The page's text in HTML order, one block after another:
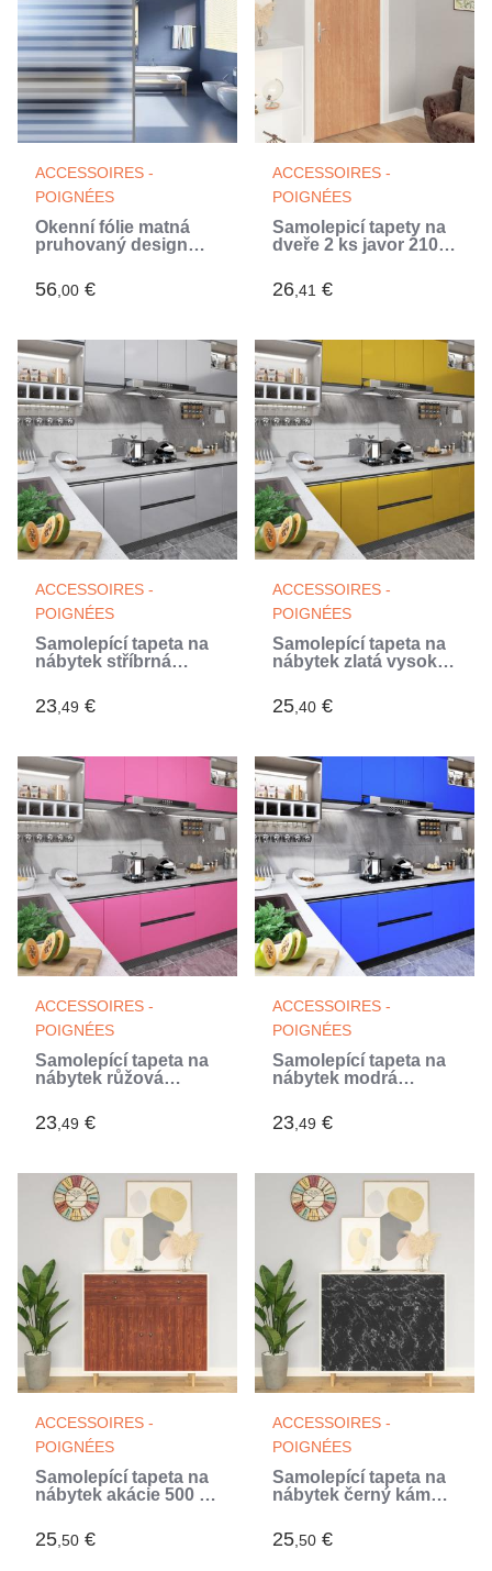
ACCESSOIRES -
POIGNÉES
Okenní fólie matná
pruhovaný design
56,00 €
ACCESSOIRES -
POIGNÉES
Samolepicí tapety na
dveře 2 ks javor 210 x
26,41 €
ACCESSOIRES -
POIGNÉES
Samolepící tapeta na
nábytek stříbrná
cm PVC (Argent)
23,49 €
ACCESSOIRES -
POIGNÉES
Samolepící tapeta na
nábytek zlatá vysoký
25,40 €
ACCESSOIRES -
POIGNÉES
Samolepící tapeta na
nábytek růžová
cm PVC
23,49 €
ACCESSOIRES -
POIGNÉES
Samolepící tapeta na
nábytek modrá
cm PVC (Bleu)
23,49 €
ACCESSOIRES -
POIGNÉES
Samolepící tapeta na
nábytek akácie 500 x
25,50 €
ACCESSOIRES -
POIGNÉES
Samolepící tapeta na
nábytek černý kámen
(Noir)
25,50 €